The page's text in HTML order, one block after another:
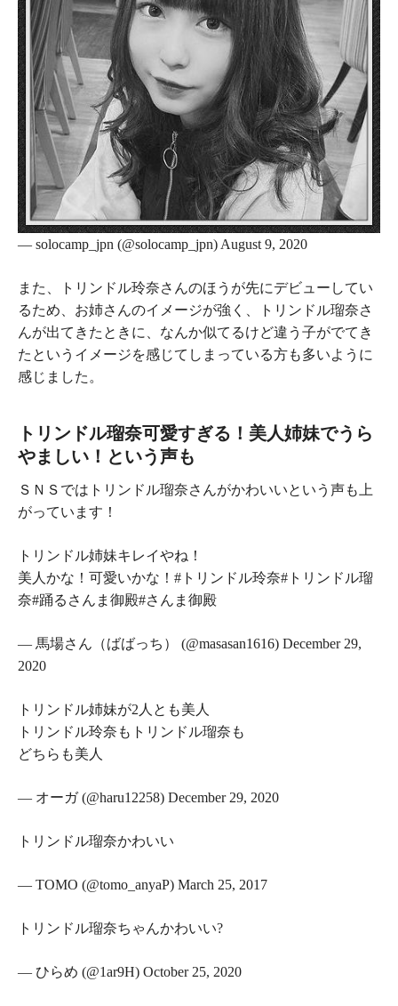
— solocamp_jpn (@solocamp_jpn) August 9, 2020
また、トリンドル玲奈さんのほうが先にデビューしてい
るため、お姉さんのイメージが強く、トリンドル瑠奈さ
んが出てきたときに、なんか似てるけど違う子がでてき
たというイメージを感じてしまっている方も多いように
感じました。
トリンドル瑠奈可愛すぎる！美人姉妹でうら
やましい！という声も
ＳＮＳではトリンドル瑠奈さんがかわいいという声も上
がっています！
トリンドル姉妹キレイやね！
美人かな！可愛いかな！#トリンドル玲奈#トリンドル瑠
奈#踊るさんま御殿#さんま御殿
— 馬場さん（ばばっち） (@masasan1616) December 29,
2020
トリンドル姉妹が2人とも美人
トリンドル玲奈もトリンドル瑠奈も
どちらも美人
— オーガ (@haru12258) December 29, 2020
トリンドル瑠奈かわいい
— TOMO (@tomo_anyaP) March 25, 2017
トリンドル瑠奈ちゃんかわいい?
— ひらめ (@1ar9H) October 25, 2020